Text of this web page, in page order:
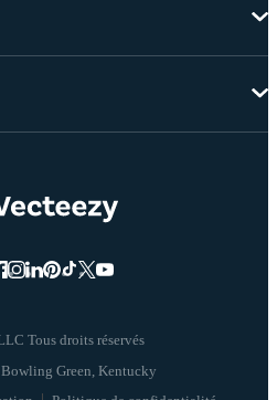
Tous droits réservés